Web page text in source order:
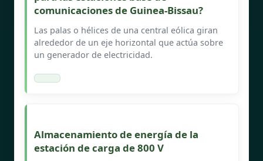
comunicaciones de Guinea-Bissau?
Las palas o hélices de una central eólica giran
alrededor de un eje horizontal que actúa sobre
un generador de electricidad.
Almacenamiento de energía de la
estación de carga de 800 V